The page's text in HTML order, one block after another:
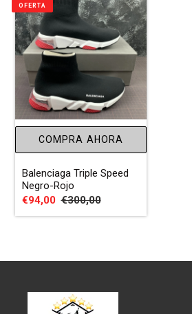
COMPRA AHORA
Balenciaga Triple Speed
Negro-Rojo
Precio
de
€94,00 Precio
habitual
€300,00
OFERTA